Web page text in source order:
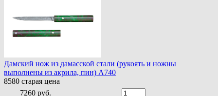
Дамский нож из дамасской стали (рукоять и ножны
выполнены из акрила, пин) A740
8580 старая цена
7260 руб.